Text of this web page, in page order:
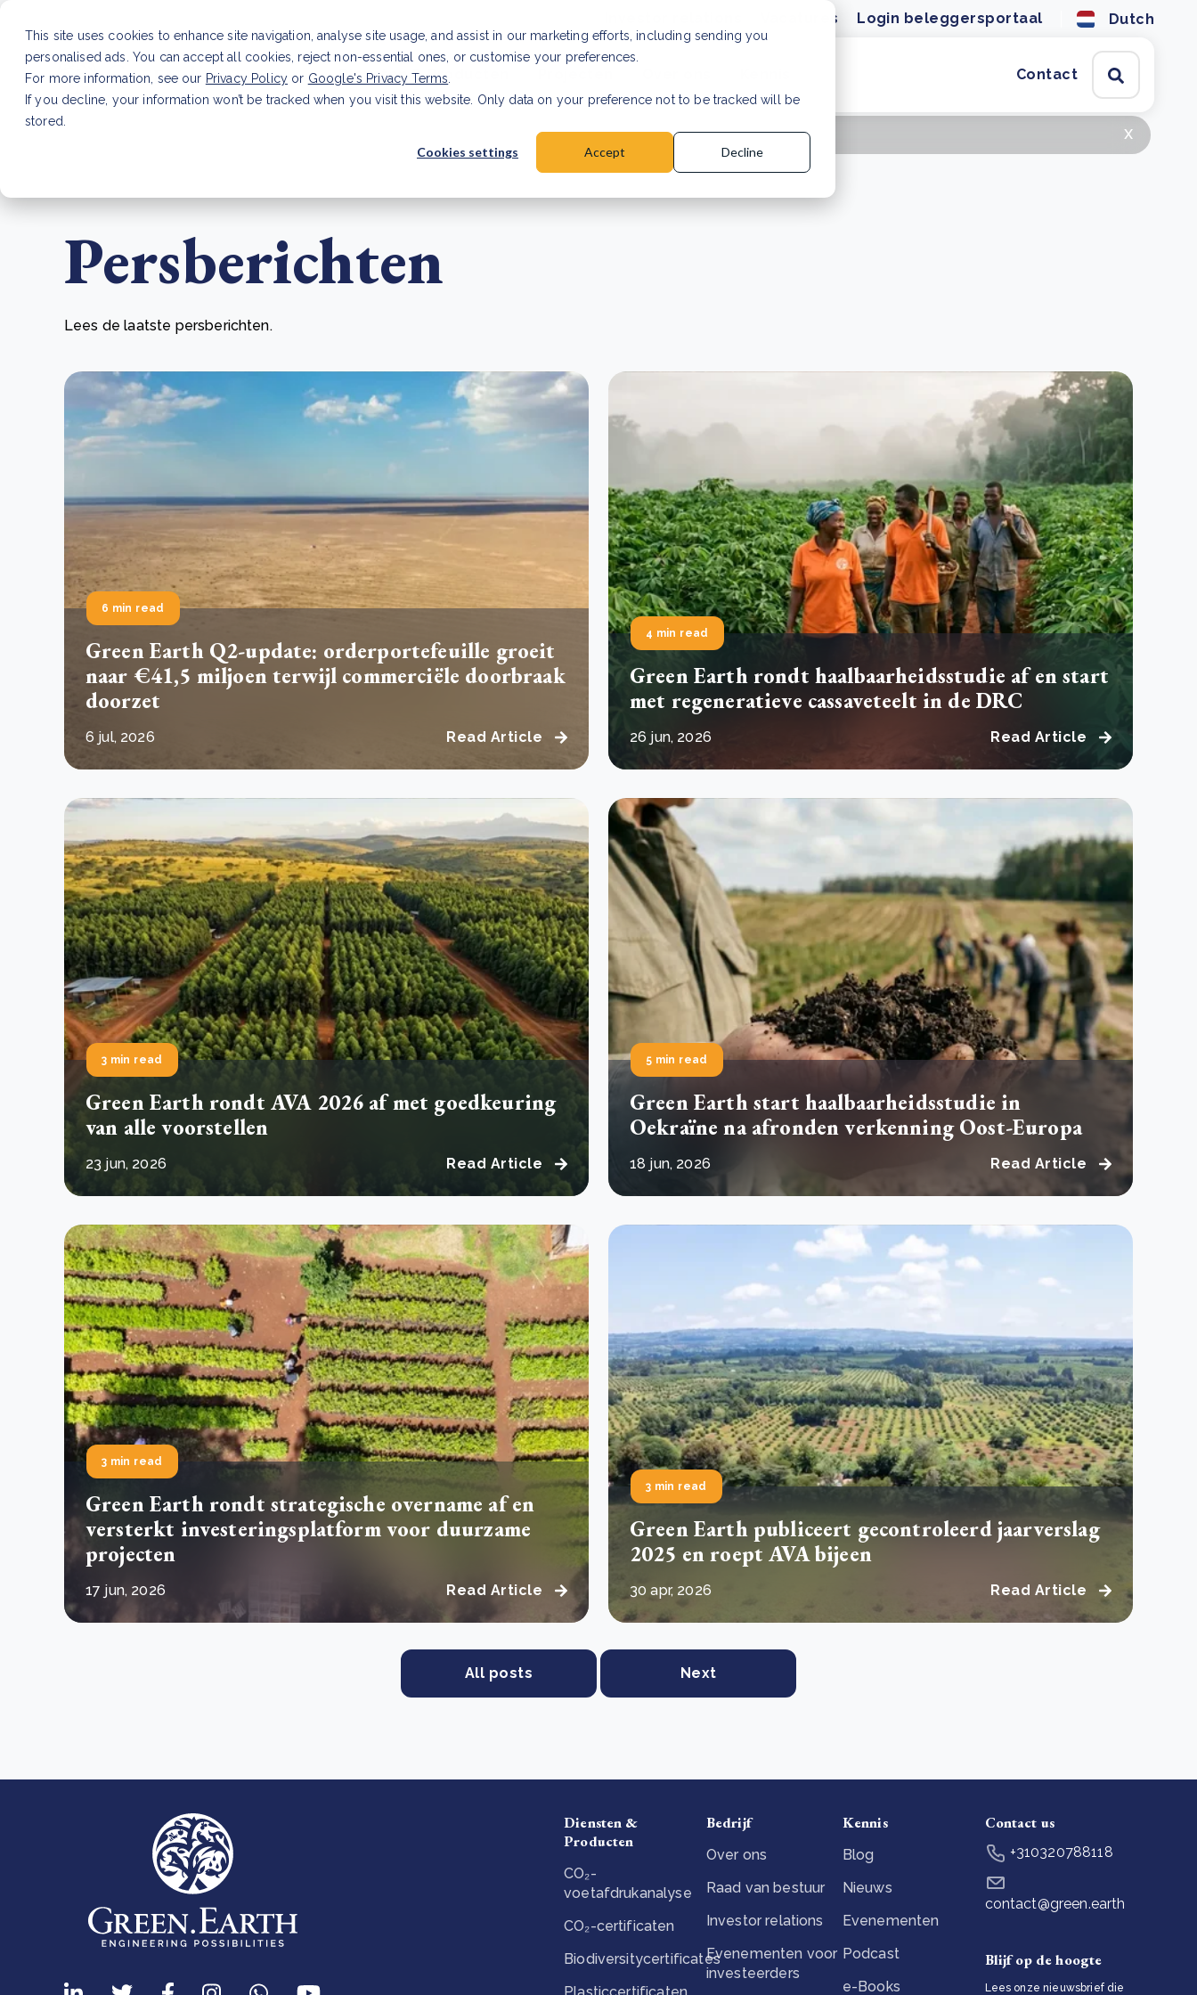
This site uses cookies to enhance site navigation, analyse site usage, and assist in our marketing efforts, including sending you
personalised ads. You can accept all cookies, reject non-essential ones, or customise your preferences.
For more information, see our Privacy Policy or Google's Privacy Terms
If you decline, your information won’t be tracked when you visit this website. Only data on your preference not to be tracked will be
stored.
Cookies settings Accept Decline
Vacatures Login beleggersportaal Dutch
Diensten & Producten Contact
Green Wheels: transformerende stap voor
plasticinzameling in Sri Lanka
Drie stappen die het herstel van Kenia’s bossen
versnellen
De basis leggen voor het Sauki Cookstove Nigeria
Lees meer
Wat is een ecologische voetafdruk en hoe verkleint u
Lees meer
CSRD voor het mkb: maak van dataverzoeken een
Lees meer
x
CSRD en uw positie als leverancier: wat verandert er in 2026?Lees artikel
Persberichten
Lees de laatste persberichten.
6 min read
Green Earth Q2-update: orderportefeuille groeit
naar €41,5 miljoen terwijl commerciële doorbraak
doorzet
6 jul, 2026 Read Article
4 min read
Green Earth rondt haalbaarheidsstudie af en start
met regeneratieve cassaveteelt in de DRC
26 jun, 2026 Read Article
3 min read
Green Earth rondt AVA 2026 af met goedkeuring
van alle voorstellen
23 jun, 2026 Read Article
5 min read
Green Earth start haalbaarheidsstudie in
Oekraïne na afronden verkenning Oost-Europa
18 jun, 2026 Read Article
3 min read
Green Earth rondt strategische overname af en
versterkt investeringsplatform voor duurzame
projecten
17 jun, 2026 Read Article
3 min read
Green Earth publiceert gecontroleerd jaarverslag
2025 en roept AVA bijeen
30 apr, 2026 Read Article
All posts Next
Diensten &
Producten
CO₂-
voetafdrukanalyse
CO₂-certificaten
Biodiversitycertificates
Bedrijf
Over ons
Raad van bestuur
Investor relations
Evenementen voor
investeerders
Kennis
Blog
Nieuws
Evenementen
Podcast
e-Books
Contact us
+310320788118
contact@green.earth
Blijf op de hoogte
Lees onze nieuwsbrief die